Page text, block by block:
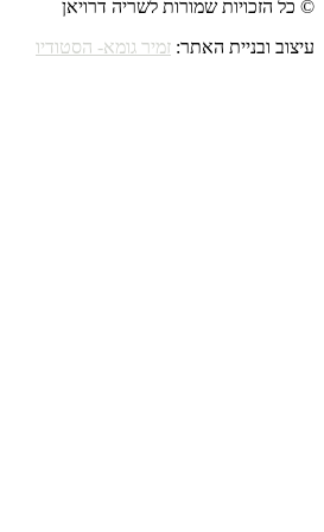
© כל הזכויות שמורות לשריה דרויאן
עיצוב ובניית האתר: זמיר גומא- הסטודיו